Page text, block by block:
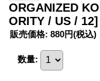
ORGANIZED
ORITY / US / 12]
販売価格: 880円(税込)
数量: